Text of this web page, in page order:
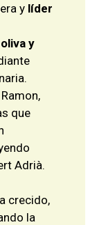
y líder
y
que
Adrià.
crecido,
la